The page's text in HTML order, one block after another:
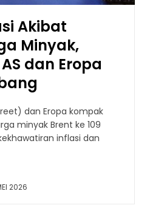
Akibat
Minyak,
dan Eropa
dan Eropa kompak
minyak Brent ke 109
inflasi dan
2026